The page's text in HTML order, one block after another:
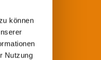
können
Nutzung